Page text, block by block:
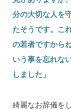
分の大切な人を
たそうです。こ
の若者ですから
いう事を忘れな
しました」
綺麗なお辞儀を